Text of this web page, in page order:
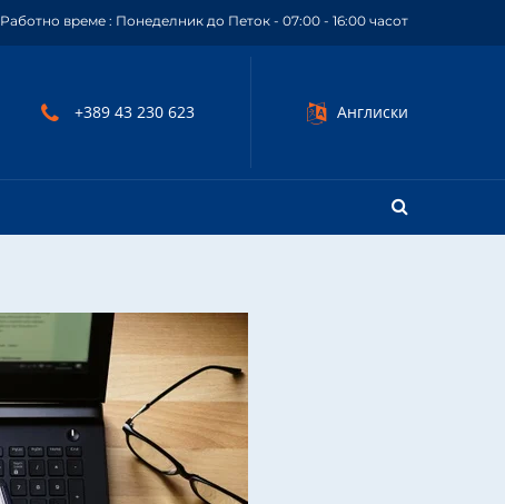
Работно време : Понеделник до Петок - 07:00 - 16:00 часот
+389 43 230 623 Англиски